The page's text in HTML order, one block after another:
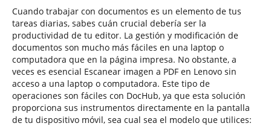
Cuando trabajar con documentos es un elemento de tus
tareas diarias, sabes cuán crucial debería ser la
productividad de tu editor. La gestión y modificación de
documentos son mucho más fáciles en una laptop o
computadora que en la página impresa. No obstante, a
veces es esencial Escanear imagen a PDF en Lenovo sin
acceso a una laptop o computadora. Este tipo de
operaciones son fáciles con DocHub, ya que esta solución
proporciona sus instrumentos directamente en la pantalla
de tu dispositivo móvil, sea cual sea el modelo que utilices: